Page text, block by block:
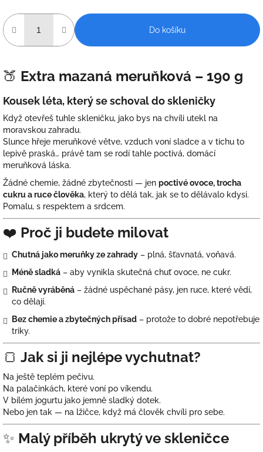
Do košíku
🍑 Extra mazaná meruňková – 190 g
Kousek léta, který se schoval do skleničky
Když otevřeš tuhle skleničku, jako bys na chvíli utekl na
moravskou zahradu.
Slunce hřeje meruňkové větve, vzduch voní sladce a v tichu to
lepivě praská… právě tam se rodí tahle poctivá, domácí
meruňková láska.
Žádné chemie, žádné zbytečnosti — jen poctivé ovoce, trocha
cukru a ruce člověka, který to dělá tak, jak se to dělávalo kdysi.
Pomalu, s respektem a srdcem.
❤️ Proč ji budete milovat
Chutná jako meruňky ze zahrady – plná, šťavnatá, voňavá.
Méně sladká – aby vynikla skutečná chuť ovoce, ne cukr.
Ručně vyráběná – žádné uspěchané pásy, jen ruce, které vědí,
co dělají.
Bez chemie a zbytečných přísad – protože to dobré nepotřebuje
triky.
🍞 Jak si ji nejlépe vychutnat?
Na ještě teplém pečivu.
Na palačinkách, které voní po víkendu.
V bílém jogurtu jako jemně sladký dotek.
Nebo jen tak — na lžičce, když má člověk chvíli pro sebe.
✨ Malý příběh ukrytý ve skleničce